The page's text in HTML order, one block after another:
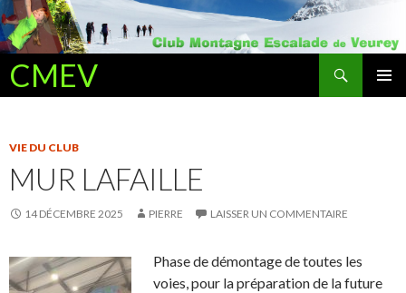
CMEV
Recherche
ALLER AU CONTENU PRINCIPAL
VIE DU CLUB
MUR LAFAILLE
14 DÉCEMBRE 2025 PIERRE LAISSER UN COMMENTAIRE
Phase de démontage de toutes les
voies, pour la préparation de la future